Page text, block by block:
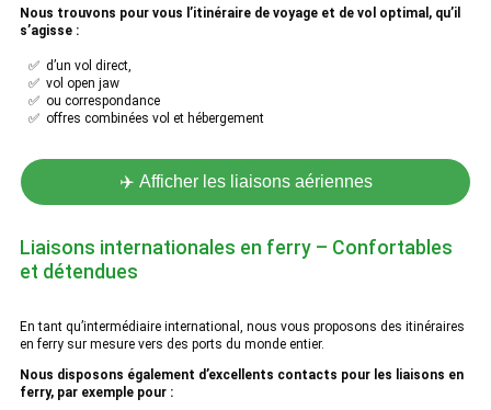
Nous trouvons pour vous l’itinéraire de voyage et de vol optimal, qu’il
s’agisse :
✅ d’un vol direct,
✅ vol open jaw
✅ ou correspondance
✅ offres combinées vol et hébergement
✈️ Afficher les liaisons aériennes
Liaisons internationales en ferry – Confortables
et détendues
En tant qu’intermédiaire international, nous vous proposons des itinéraires
en ferry sur mesure vers des ports du monde entier.
Nous disposons également d’excellents contacts pour les liaisons en
ferry, par exemple pour :